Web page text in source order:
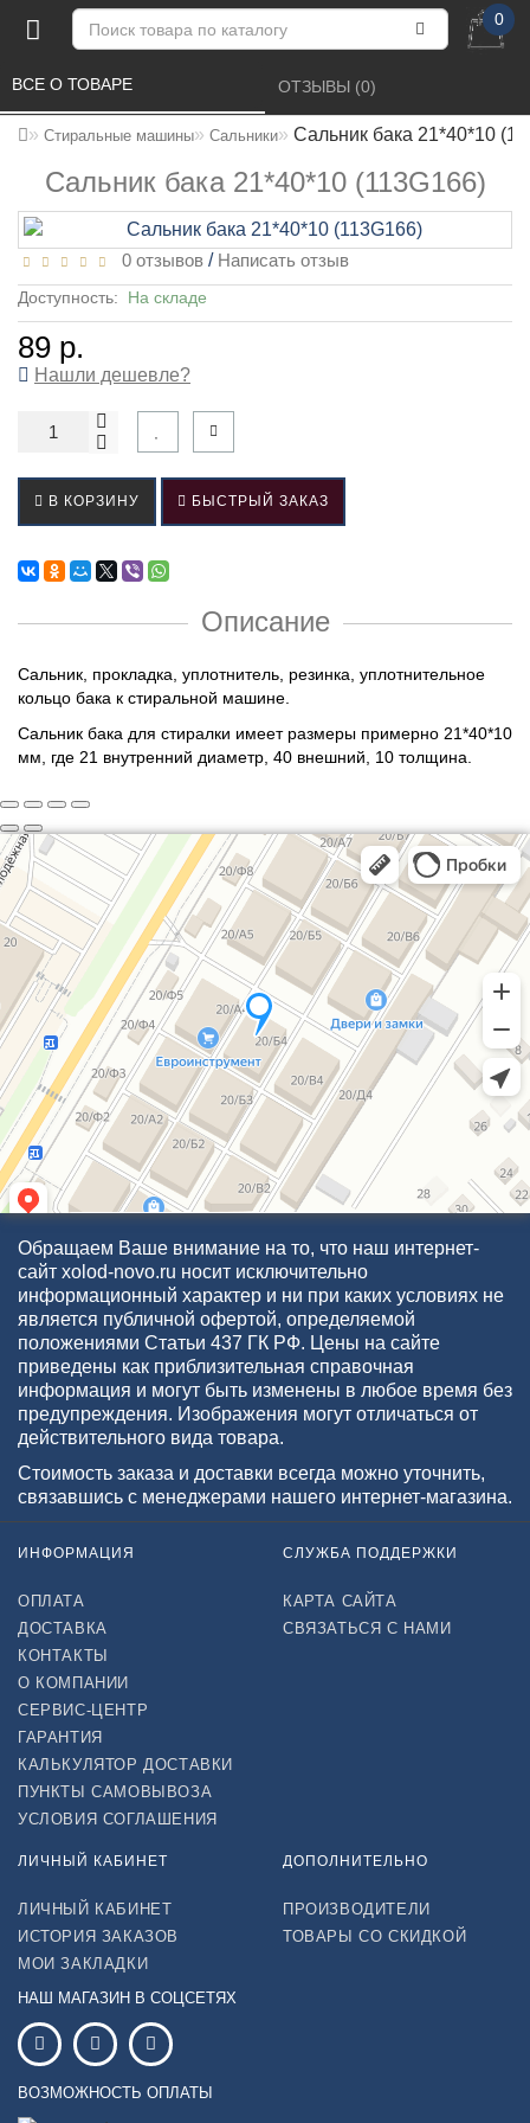
0
Стиральные машины Сальники Сальник бака 21*40*10
Сальник бака 21*40*10 (113G166)
ВСЕ О ТОВАРЕ ОТЗЫВЫ (0)
0 отзывов / Написать отзыв
Доступность: На складе
89 р.
Нашли дешевле?
В КОРЗИНУ БЫСТРЫЙ ЗАКАЗ
Описание
Сальник, прокладка, уплотнитель, резинка, уплотнительное
кольцо бака к стиральной машине.
Сальник бака для стиралки имеет размеры примерно 21*40*10
мм, где 21 внутренний диаметр, 40 внешний, 10 толщина.
Обращаем Ваше внимание на то, что наш интернет-
сайт xolod-novo.ru носит исключительно
информационный характер и ни при каких условиях не
является публичной офертой, определяемой
положениями Статьи 437 ГК РФ. Цены на сайте
приведены как приблизительная справочная
информация и могут быть изменены в любое время без
предупреждения. Изображения могут отличаться от
действительного вида товара.
Стоимость заказа и доставки всегда можно уточнить,
связавшись с менеджерами нашего интернет-магазина.
ИНФОРМАЦИЯ
ОПЛАТА
ДОСТАВКА
КОНТАКТЫ
О КОМПАНИИ
СЕРВИС-ЦЕНТР
ГАРАНТИЯ
КАЛЬКУЛЯТОР ДОСТАВКИ
ПУНКТЫ САМОВЫВОЗА
УСЛОВИЯ СОГЛАШЕНИЯ
СЛУЖБА ПОДДЕРЖКИ
КАРТА САЙТА
СВЯЗАТЬСЯ С НАМИ
ЛИЧНЫЙ КАБИНЕТ
ЛИЧНЫЙ КАБИНЕТ
ИСТОРИЯ ЗАКАЗОВ
МОИ ЗАКЛАДКИ
ДОПОЛНИТЕЛЬНО
ПРОИЗВОДИТЕЛИ
ТОВАРЫ СО СКИДКОЙ
НАШ МАГАЗИН В СОЦСЕТЯХ
ВОЗМОЖНОСТЬ ОПЛАТЫ